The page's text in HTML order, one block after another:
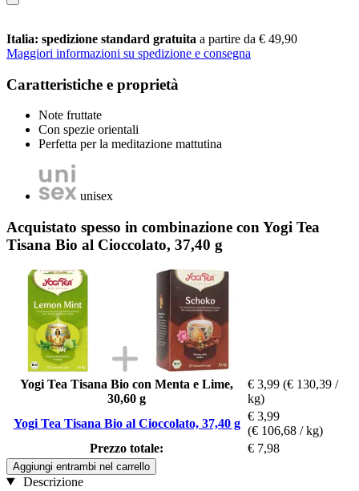
Italia: spedizione standard gratuita a partire da € 49,90
Maggiori informazioni su spedizione e consegna
Caratteristiche e proprietà
Note fruttate
Con spezie orientali
Perfetta per la meditazione mattutina
unisex
Acquistato spesso in combinazione con Yogi Tea
Tisana Bio al Cioccolato, 37,40 g
Yogi Tea Tisana Bio con Menta e Lime,
30,60 g
€ 3,99 (€ 130,39 /
kg)
Yogi Tea Tisana Bio al Cioccolato, 37,40 g
€ 3,99
(€ 106,68 / kg)
Prezzo totale:
€ 7,98
Aggiungi entrambi nel carrello
Descrizione